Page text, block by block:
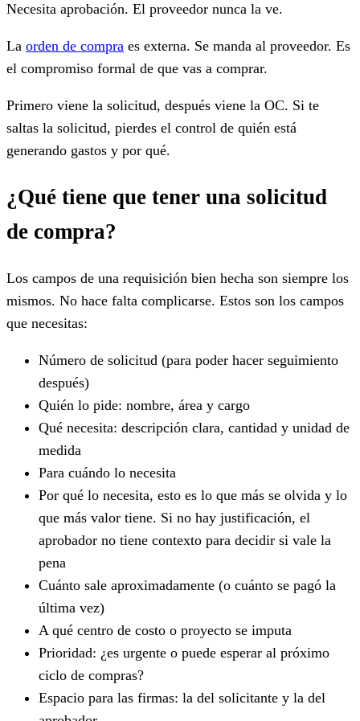
Necesita aprobación. El proveedor nunca la ve.
La orden de compra es externa. Se manda al proveedor. Es
el compromiso formal de que vas a comprar.
Primero viene la solicitud, después viene la OC. Si te
saltas la solicitud, pierdes el control de quién está
generando gastos y por qué.
¿Qué tiene que tener una solicitud
de compra?
Los campos de una requisición bien hecha son siempre los
mismos. No hace falta complicarse. Estos son los campos
que necesitas:
Número de solicitud (para poder hacer seguimiento
después)
Quién lo pide: nombre, área y cargo
Qué necesita: descripción clara, cantidad y unidad de
medida
Para cuándo lo necesita
Por qué lo necesita, esto es lo que más se olvida y lo
que más valor tiene. Si no hay justificación, el
aprobador no tiene contexto para decidir si vale la
pena
Cuánto sale aproximadamente (o cuánto se pagó la
última vez)
A qué centro de costo o proyecto se imputa
Prioridad: ¿es urgente o puede esperar al próximo
ciclo de compras?
Espacio para las firmas: la del solicitante y la del